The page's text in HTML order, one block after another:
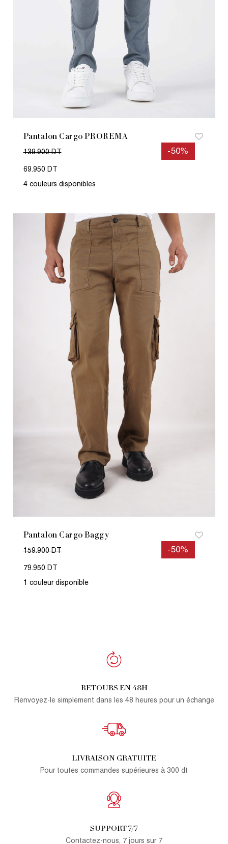
Pantalon Cargo PROREMA
-50%
139.900 DT
69.950 DT
4 couleurs disponibles
Pantalon Cargo Baggy
-50%
159.900 DT
79.950 DT
1 couleur disponible
RETOURS EN 48H
Renvoyez-le simplement dans les 48 heures pour un échange
LIVRAISON GRATUITE
Pour toutes commandes supérieures à 300 dt
SUPPORT 7/7
Contactez-nous, 7 jours sur 7